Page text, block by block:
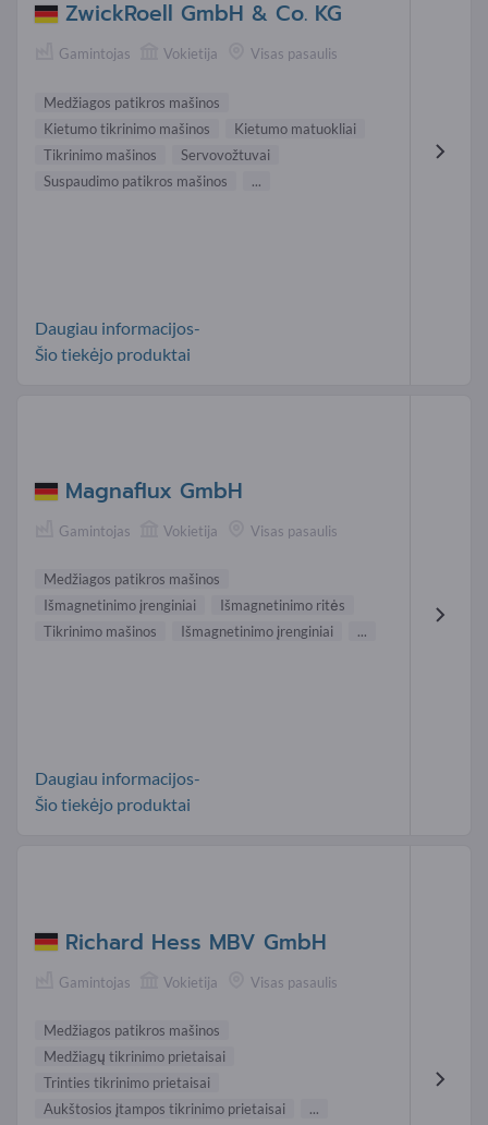
ZwickRoell GmbH & Co. KG
Gamintojas Vokietija Visas pasaulis
Medžiagos patikros mašinos
Kietumo tikrinimo mašinos
Kietumo matuokliai
Tikrinimo mašinos
Servovožtuvai
Suspaudimo patikros mašinos
...
Daugiau informacijos-
Šio tiekėjo produktai
Magnaflux GmbH
Gamintojas Vokietija Visas pasaulis
Medžiagos patikros mašinos
Išmagnetinimo įrenginiai
Išmagnetinimo ritės
Tikrinimo mašinos
Išmagnetinimo įrenginiai ...
Daugiau informacijos-
Šio tiekėjo produktai
Richard Hess MBV GmbH
Gamintojas Vokietija Visas pasaulis
Medžiagos patikros mašinos
Medžiagų tikrinimo prietaisai
Trinties tikrinimo prietaisai
Aukštosios įtampos tikrinimo prietaisai
...